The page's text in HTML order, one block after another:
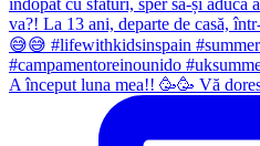
A început luna mea!! 🥳🥳 Vă